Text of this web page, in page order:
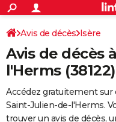
ACTUALITÉS
Politique
Société
Faits Divers
Education
Monde
Villes
+
SPORT
Coupe du monde 2026
Football
Tennis
Cyclisme
Rugby
Forum
CULTURE
FINANCE
Retraite
Impôts
Epargne
Immobilier
Risques naturels par ville
Banque
Assurance
Crédit
Avis de décès Isère
Avis de décès
l'Herms (38122)
Accédez gratuitement sur
Saint-Julien-de-l'Herms.
trouver un avis de décès,